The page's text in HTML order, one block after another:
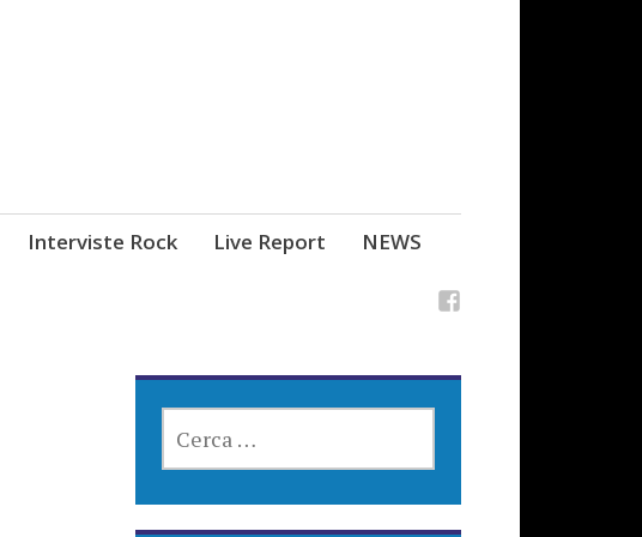
Interviste Rock Live Report NEWS
PER: